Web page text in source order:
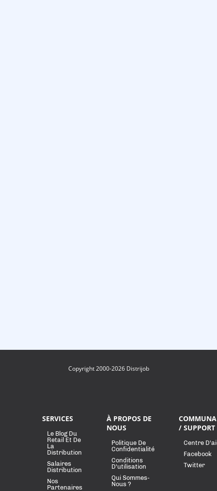
Copyright 2000-2026 Distrijob
SERVICES
Le Blog Du
Retail Et De
La
Distribution
Salaires
Distribution
Nos
Partenaires
À PROPOS DE
NOUS
Politique De
Confidentialité
Conditions
D'utilisation
Qui Sommes-
Nous ?
/ SUPPORT
Centre
Facebook
Twitter